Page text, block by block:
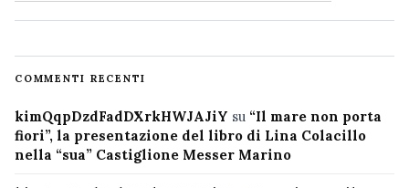
COMMENTI RECENTI
kimQqpDzdFadDXrkHWJAJiY su “Il mare non porta
fiori”, la presentazione del libro di Lina Colacillo
nella “sua” Castiglione Messer Marino